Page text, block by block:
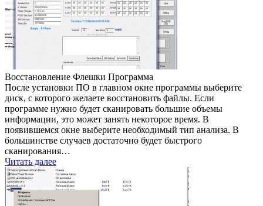
Восстановление Флешки Программа
После установки ПО в главном окне программы выберите
диск, с которого желаете восстановить файлы. Если
программе нужно будет сканировать большие объемы
информации, это может занять некоторое время. В
появившемся окне выберите необходимый тип анализа. В
большинстве случаев достаточно будет быстрого
сканирования…
Читать далее